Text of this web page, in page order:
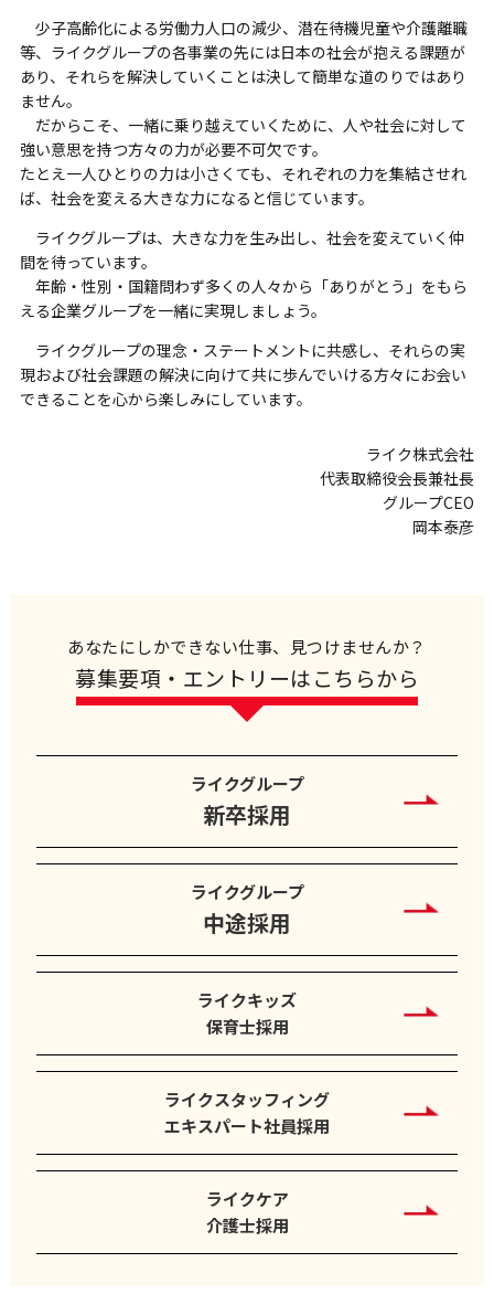
少子高齢化による労働力人口の減少、潜在待機児童や介護離職
等、ライクグループの各事業の先には日本の社会が抱える課題が
あり、それらを解決していくことは決して簡単な道のりではあり
ません。
だからこそ、一緒に乗り越えていくために、人や社会に対して
強い意思を持つ方々の力が必要不可欠です。
たとえ一人ひとりの力は小さくても、それぞれの力を集結させれ
ば、社会を変える大きな力になると信じています。
ライクグループは、大きな力を生み出し、社会を変えていく仲
間を待っています。
年齢・性別・国籍問わず多くの人々から「ありがとう」をもら
える企業グループを一緒に実現しましょう。
ライクグループの理念・ステートメントに共感し、それらの実
現および社会課題の解決に向けて共に歩んでいける方々にお会い
できることを心から楽しみにしています。
ライク株式会社
代表取締役会長兼社長
グループCEO
岡本泰彦
あなたにしかできない仕事、見つけませんか？
募集要項・エントリーはこちらから
ライクグループ
新卒採用
ライクグループ
中途採用
ライクキッズ
保育士採用
ライクスタッフィング
エキスパート社員採用
ライクケア
介護士採用